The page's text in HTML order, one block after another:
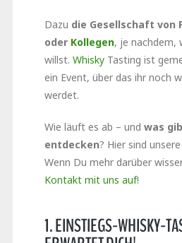
Dazu die Gesellschaft von
oder Kollegen, je nachdem,
willst. WhiskyTasting ist
ein Event, über das ihr noch
werdet.
Wie läuft es ab – und was
entdecken? Hier sind
Wenn Du mehr darüber
Kontakt mit uns auf!
1. EINSTIEGS-WHISKY-